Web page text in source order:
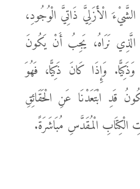
الْأَزَلِيَّ ذَاتِيَّ الْوُجُودِ،
نَرَاهُ، يَجِبُ أَنْ يَكُونَ
وَذَكِيًّا. وَإِذَا كَانَ ذَكِيًّا، فَهُوَ
قَدِ ابْتَعَدْنَا عَنِ الْحَقَائِقِ
الْكِتَابِ الْمُقَدَّسِ مُبَاشَرَةً.